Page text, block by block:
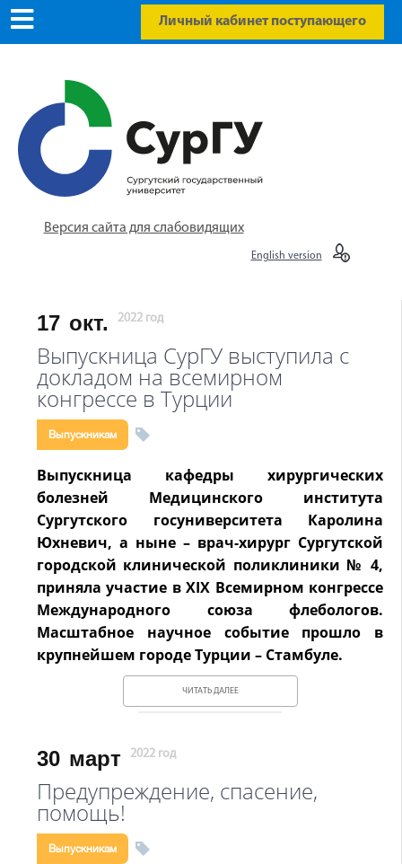
Личный кабинет поступающего
Версия сайта для слабовидящих
English version
17 окт. 2022 год
Выпускница СурГУ выступила с
докладом на всемирном
конгрессе в Турции
Выпускникам
Выпускница кафедры хирургических
болезней Медицинского института
Сургутского госуниверситета Каролина
Юхневич, а ныне – врач-хирург Сургутской
городской клинической поликлиники № 4,
приняла участие в XIX Всемирном конгрессе
Международного союза флебологов.
Масштабное научное событие прошло в
крупнейшем городе Турции – Стамбуле.
ЧИТАТЬ ДАЛЕЕ
30 март 2022 год
Предупреждение, спасение,
помощь!
Выпускникам